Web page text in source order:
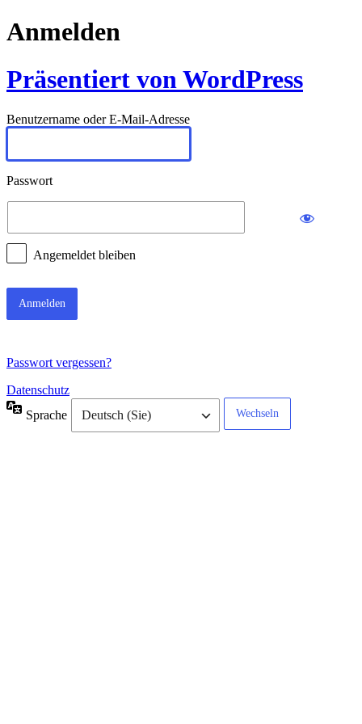
Anmelden
Präsentiert von WordPress
Benutzername oder E-Mail-Adresse
Passwort
Angemeldet bleiben
Passwort vergessen?
Datenschutz
Sprache